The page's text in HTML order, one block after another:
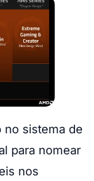
no sistema de
para nomear
nos